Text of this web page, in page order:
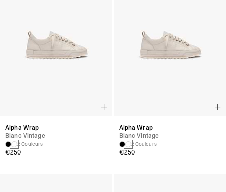
Alpha Wrap
Blanc Vintage
2 Couleurs
€250
Alpha Wrap
Blanc Vintage
2 Couleurs
€250